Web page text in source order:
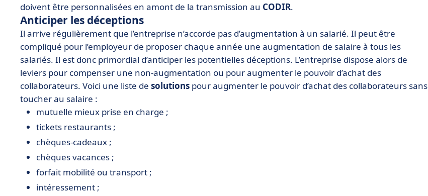
doivent être personnalisées en amont de la transmission au CODIR.
Anticiper les déceptions
Il arrive régulièrement que l’entreprise n’accorde pas d’augmentation à un salarié. Il peut être
compliqué pour l’employeur de proposer chaque année une augmentation de salaire à tous les
salariés. Il est donc primordial d’anticiper les potentielles déceptions. L’entreprise dispose alors de
leviers pour compenser une non-augmentation ou pour augmenter le pouvoir d’achat des
collaborateurs. Voici une liste de solutions pour augmenter le pouvoir d’achat des collaborateurs sans
toucher au salaire :
mutuelle mieux prise en charge ;
tickets restaurants ;
chèques-cadeaux ;
chèques vacances ;
forfait mobilité ou transport ;
intéressement ;